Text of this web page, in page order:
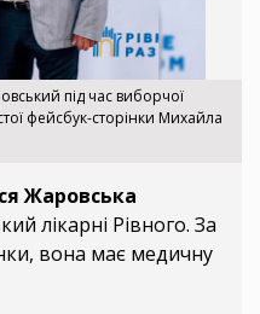
під час виборчої
фейсбук-сторінки Михайла
Жаровська
лікарні Рівного. За
вона має медичну